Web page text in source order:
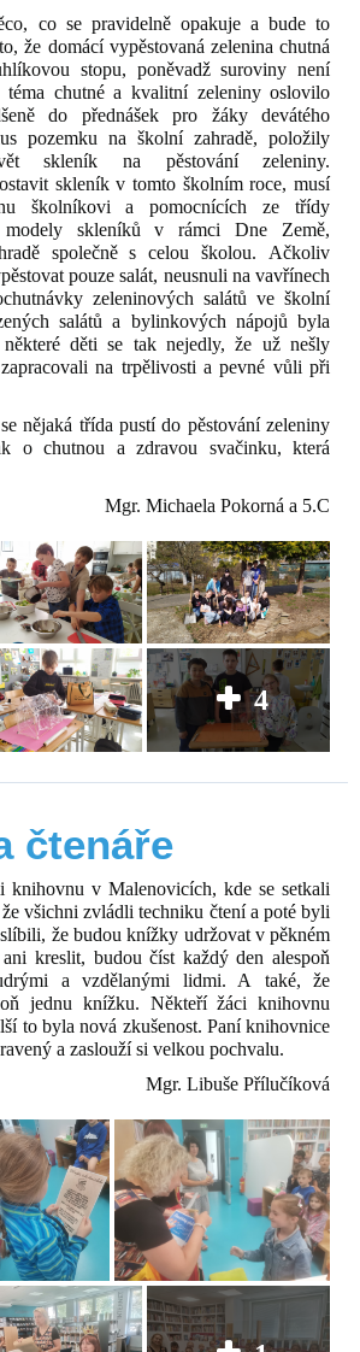
co se pravidelně opakuje a bude to
že domácí vypěstovaná zelenina chutná
stopu, poněvadž suroviny není
téma chutné a kvalitní zeleniny oslovilo
do přednášek pro žáky devátého
pozemku na školní zahradě, položily
skleník na pěstování zeleniny.
skleník v tomto školním roce, musí
školníkovi a pomocnících ze třídy
skleníků v rámci Dne Země,
společně s celou školou. Ačkoliv
pouze salát, neusnuli na vavřínech
zeleninových salátů ve školní
salátů a bylinkových nápojů byla
děti se tak nejedly, že už nešly
na trpělivosti a pevné vůli při
nějaká třída pustí do pěstování zeleniny
o chutnou a zdravou svačinku, která
Mgr. Michaela Pokorná a 5.C
4
čtenáře
v Malenovicích, kde se setkali
všichni zvládli techniku čtení a poté byli
že budou knížky udržovat v pěkném
kreslit, budou číst každý den alespoň
a vzdělanými lidmi. A také, že
jednu knížku. Někteří žáci knihovnu
to byla nová zkušenost. Paní knihovnice
a zaslouží si velkou pochvalu.
Mgr. Libuše Přílučíková